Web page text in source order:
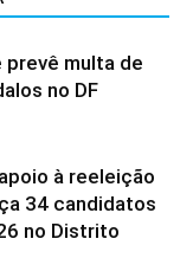
prevê multa de
no DF
à reeleição
34 candidatos
no Distrito